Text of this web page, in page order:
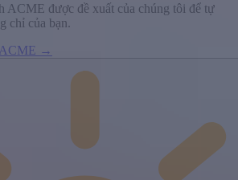
ACME được đề xuất của chúng tôi để tự
chỉ của bạn.
ACME →